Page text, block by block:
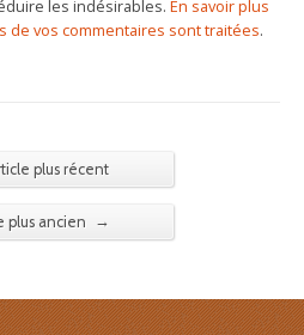
les indésirables. En savoir plus
de vos commentaires sont traitées.
plus récent
plus ancien →